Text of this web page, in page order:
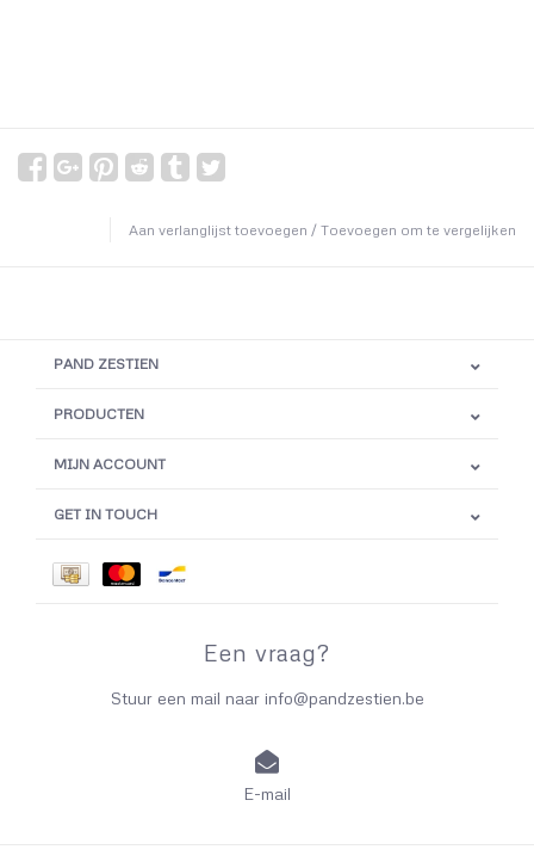
Aan verlanglijst toevoegen / Toevoegen om te vergelijken
PAND ZESTIEN
PRODUCTEN
MIJN ACCOUNT
GET IN TOUCH
Een vraag?
Stuur een mail naar info@pandzestien.be
E-mail